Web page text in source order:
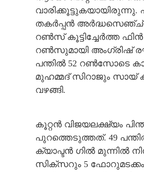
തകർപ്പൻ
റൺസ് കൂട്ടിച്ചേർത്ത
റൺസുമായി അംഗ്രിഷ്
പന്തിൽ 52 റൺസോടെ
മുഹമ്മദ് സിറാജും സായ്
വഴങ്ങി.
കൂറ്റൻ വിജയലക്ഷ്യം
പുറത്തെടുത്തത്. 49
ക്യാപ്ടൻ ഗിൽ മുന്നിൽ
സിക്‌സറും 5 ഫോറുമടക്കം